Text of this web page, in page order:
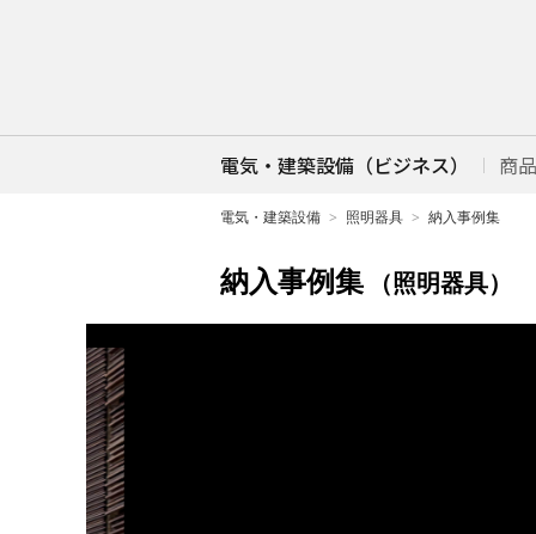
電気・建築設備（ビジネス） 商
電気・建築設備 照明器具 納入事例集
納入事例集 （照明器具）